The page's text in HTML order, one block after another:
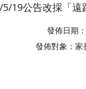
5/19公告改採「
發佈日期
發佈對象：